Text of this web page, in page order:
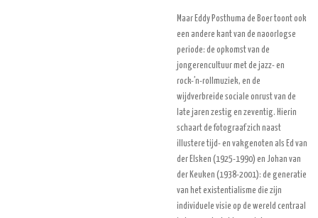
Maar Eddy Posthuma de Boer toont ook
een andere kant van de naoorlogse
periode: de opkomst van de
jongerencultuur met de jazz- en
rock-’n-rollmuziek, en de
wijdverbreide sociale onrust van de
late jaren zestig en zeventig. Hierin
schaart de fotograaf zich naast
illustere tijd- en vakgenoten als Ed van
der Elsken (1925-1990) en Johan van
der Keuken (1938-2001): de generatie
van het existentialisme die zijn
individuele visie op de wereld centraal